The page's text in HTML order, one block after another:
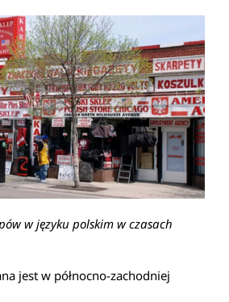
w języku polskim w czasach
jest w północno-zachodniej